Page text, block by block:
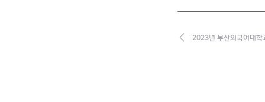
2023년 부산외국어대